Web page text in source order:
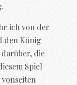
ich von der
den König
die
Spiel